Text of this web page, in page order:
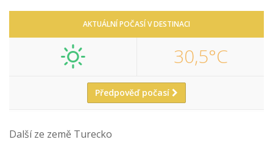
AKTUÁLNÍ POČASÍ V DESTINACI
30,5°C
Předpověď počasí
Další ze země Turecko